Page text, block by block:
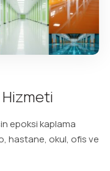
epoksi kaplama
hastane, okul, ofis ve